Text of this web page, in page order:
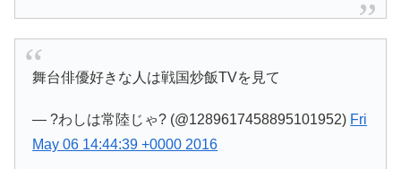
舞台俳優好きな人は戦国炒飯TVを見て
— ?わしは常陸じゃ? (@1289617458895101952) Fri
May 06 14:44:39 +0000 2016